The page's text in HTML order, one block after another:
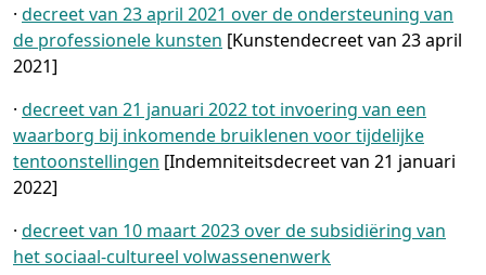
· decreet van 23 april 2021 over de ondersteuning van
de professionele kunsten [Kunstendecreet van 23 april
2021]
· decreet van 21 januari 2022 tot invoering van een
waarborg bij inkomende bruiklenen voor tijdelijke
tentoonstellingen [Indemniteitsdecreet van 21 januari
2022]
· decreet van 10 maart 2023 over de subsidiëring van
het sociaal-cultureel volwassenenwerk